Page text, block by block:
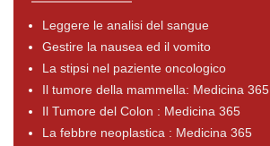
Leggere le analisi del sangue
Gestire la nausea ed il vomito
La stipsi nel paziente oncologico
Il tumore della mammella: Medicina 365
Il Tumore del Colon : Medicina 365
La febbre neoplastica : Medicina 365